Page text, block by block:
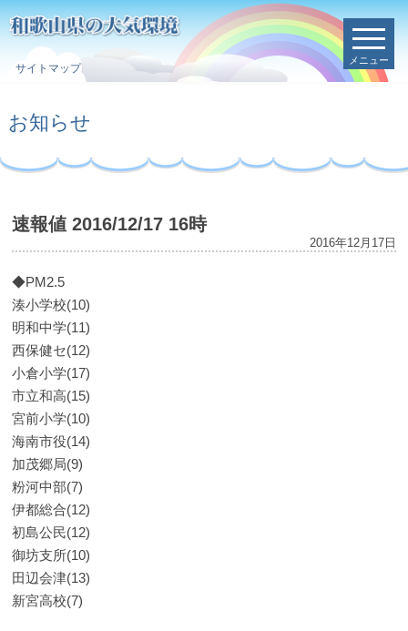
サイトマップ
メニュー
お知らせ
速報値 2016/12/17 16時
2016年12月17日
◆PM2.5
湊小学校(10)
明和中学(11)
西保健セ(12)
小倉小学(17)
市立和高(15)
宮前小学(10)
海南市役(14)
加茂郷局(9)
粉河中部(7)
伊都総合(12)
初島公民(12)
御坊支所(10)
田辺会津(13)
新宮高校(7)